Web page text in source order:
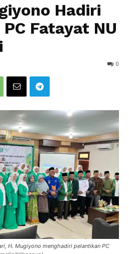
Hadiri
Fatayat NU
0
H. Mugiyono menghadiri pelantikan PC